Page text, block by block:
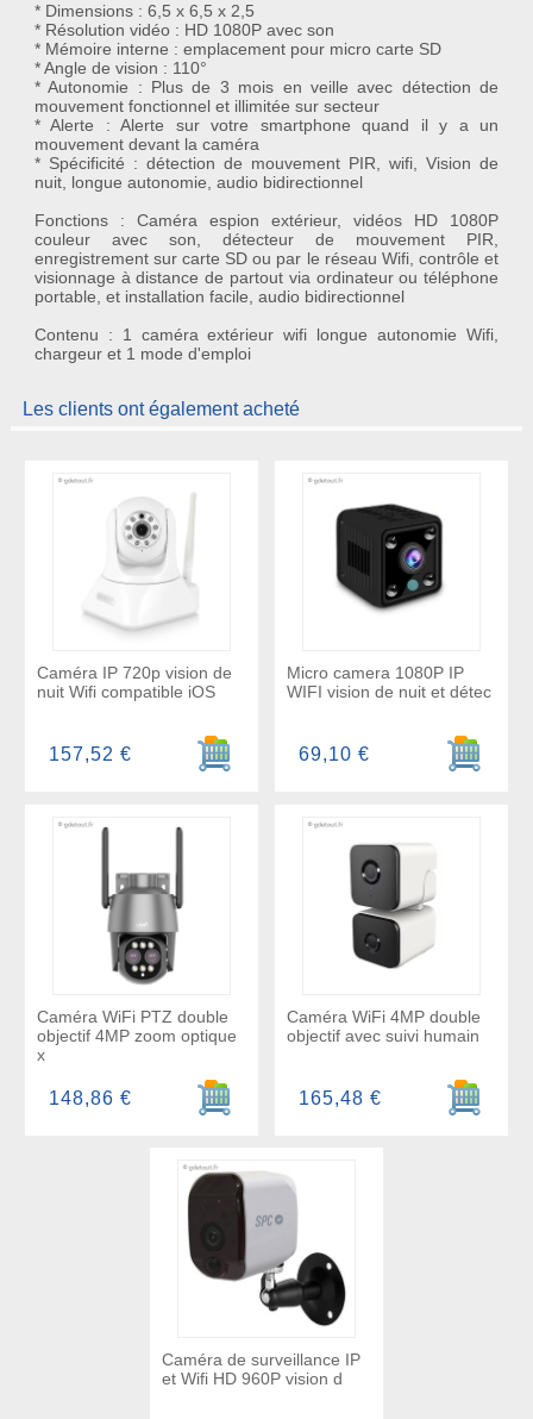
* Dimensions : 6,5 x 6,5 x 2,5
* Résolution vidéo : HD 1080P avec son
* Mémoire interne : emplacement pour micro carte SD
* Angle de vision : 110°
* Autonomie : Plus de 3 mois en veille avec détection de
mouvement fonctionnel et illimitée sur secteur
* Alerte : Alerte sur votre smartphone quand il y a un
mouvement devant la caméra
* Spécificité : détection de mouvement PIR, wifi, Vision de
nuit, longue autonomie, audio bidirectionnel
Fonctions : Caméra espion extérieur, vidéos HD 1080P
couleur avec son, détecteur de mouvement PIR,
enregistrement sur carte SD ou par le réseau Wifi, contrôle et
visionnage à distance de partout via ordinateur ou téléphone
portable, et installation facile, audio bidirectionnel
Contenu : 1 caméra extérieur wifi longue autonomie Wifi,
chargeur et 1 mode d'emploi
Les clients ont également acheté
Caméra IP 720p vision de
nuit Wifi compatible iOS
Ajouter au panier
157,52 €
Micro camera 1080P IP
WIFI vision de nuit et détec
Ajouter
69,10 €
Caméra WiFi PTZ double
objectif 4MP zoom optique
x
Ajouter au panier
148,86 €
Caméra WiFi 4MP double
objectif avec suivi humain
Ajouter
165,48 €
Caméra de surveillance IP
et Wifi HD 960P vision d